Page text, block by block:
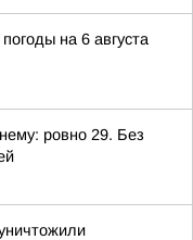
на 6 августа
ровно 29. Без